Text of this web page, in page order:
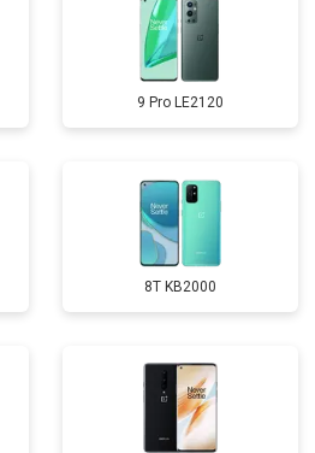
9 Pro LE2120
8T KB2000